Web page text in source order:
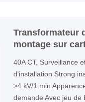
Transformateur
montage sur
40A CT, Surveillance
d'installation Strong
>4 kV/1 min
demande Avec jeu de